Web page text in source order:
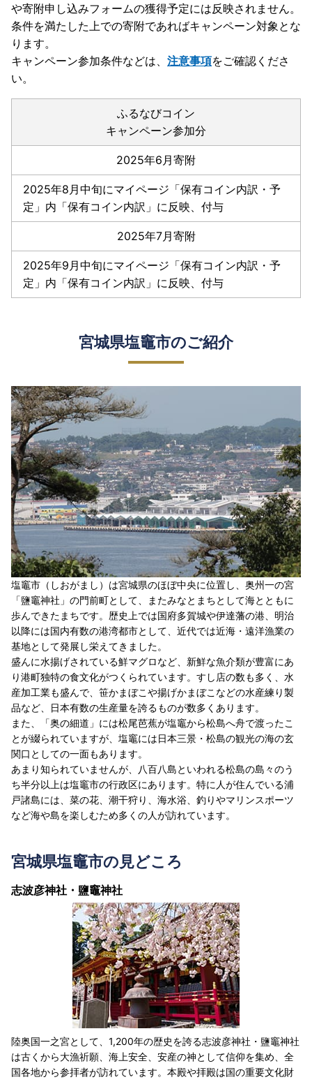
や寄附申し込みフォームの獲得予定には反映されません。
条件を満たした上での寄附であればキャンペーン対象とな
ります。
キャンペーン参加条件などは、 注意事項をご確認くださ
い。
ふるなびコイン
キャンペーン参加分
2025年6月寄附
2025年8月中旬にマイページ「保有コイン内訳・予
定」内「保有コイン内訳」に反映、付与
2025年7月寄附
2025年9月中旬にマイページ「保有コイン内訳・予
定」内「保有コイン内訳」に反映、付与
宮城県塩竈市のご紹介
塩竈市（しおがまし）は宮城県のほぼ中央に位置し、奥州一の宮
「鹽竈神社」の門前町として、またみなとまちとして海とともに
歩んできたまちです。歴史上では国府多賀城や伊達藩の港、明治
以降には国内有数の港湾都市として、近代では近海・遠洋漁業の
基地として発展し栄えてきました。
盛んに水揚げされている鮮マグロなど、新鮮な魚介類が豊富にあ
り港町独特の食文化がつくられています。すし店の数も多く、水
産加工業も盛んで、笹かまぼこや揚げかまぼこなどの水産練り製
品など、日本有数の生産量を誇るものが数多くあります。
また、「奥の細道」には松尾芭蕉が塩竈から松島へ舟で渡ったこ
とが綴られていますが、塩竈には日本三景・松島の観光の海の玄
関口としての一面もあります。
あまり知られていませんが、八百八島といわれる松島の島々のう
ち半分以上は塩竈市の行政区にあります。特に人が住んでいる浦
戸諸島には、菜の花、潮干狩り、海水浴、釣りやマリンスポーツ
など海や島を楽しむため多くの人が訪れています。
宮城県塩竈市の見どころ
志波彦神社・鹽竈神社
陸奥国一之宮として、1,200年の歴史を誇る志波彦神社・鹽竈神社
は古くから大漁祈願、海上安全、安産の神として信仰を集め、全
国各地から参拝者が訪れています。本殿や拝殿は国の重要文化財